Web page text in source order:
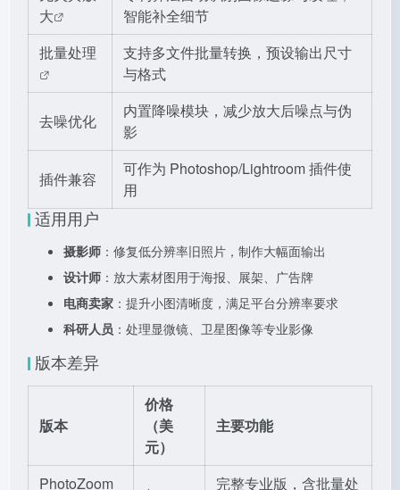
大
智能补全细节
批量处理
支持多文件批量转换，预设输出尺寸
与格式
去噪优化
内置降噪模块，减少放大后噪点与伪
影
插件兼容
可作为 Photoshop/Lightroom 插件使
用
适用用户
摄影师 ：修复低分辨率旧照片，制作大幅面输出
设计师 ：放大素材图用于海报、展架、广告牌
电商卖家 ：提升小图清晰度，满足平台分辨率要求
科研人员 ：处理显微镜、卫星图像等专业影像
版本差异
版本
价格
（美
元）
主要功能
PhotoZoom 完整专业版，含批量处